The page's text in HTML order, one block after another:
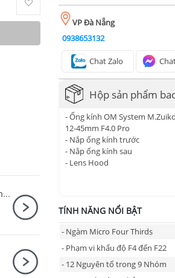
Canon EOS R6 Mark II Body + Canon RF 85mm F2 Macro IS STM
VP Đà Nẵng
0938653132
Chat Zalo
Hộp sản phẩm
- Ống kính OM System
12-45mm F4.0 Pro
- Nắp ống kính trước
- Nắp ống kính sau
- Lens Hood
TÍNH NĂNG NỔI BẬT
- Ngàm Micro Four Thirds
- Phạm vi khẩu độ F4 đến F22
- 12 Nguyên tố trong 9 Nhóm